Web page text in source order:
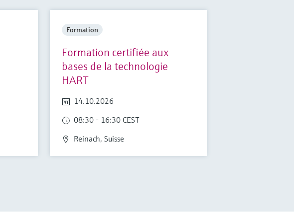
Formation
Formation certifiée aux
bases de la technologie
HART
14.10.2026
08:30 - 16:30 CEST
Reinach, Suisse